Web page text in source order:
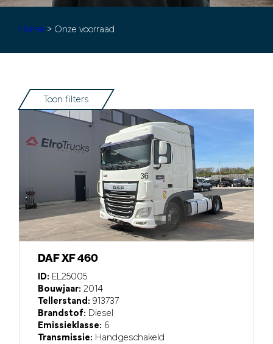
Home > Onze voorraad
Toon filters
DAF XF 460
ID: EL25005
Bouwjaar: 2014
Tellerstand: 913737
Brandstof: Diesel
Emissieklasse: 6
Transmissie: Handgeschakeld